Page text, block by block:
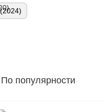
По популярности